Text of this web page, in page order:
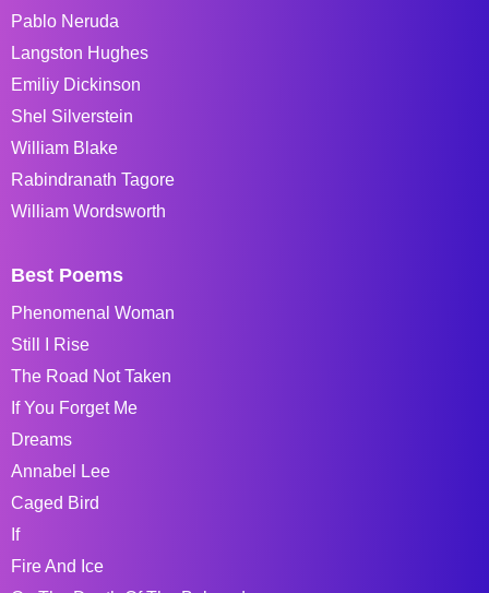
Pablo Neruda
Langston Hughes
Emiliy Dickinson
Shel Silverstein
William Blake
Rabindranath Tagore
William Wordsworth
Best Poems
Phenomenal Woman
Still I Rise
The Road Not Taken
If You Forget Me
Dreams
Annabel Lee
Caged Bird
If
Fire And Ice